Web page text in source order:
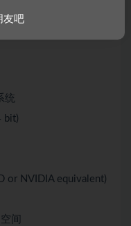
统
bit)
or NVIDIA equivalent)
间
友吧